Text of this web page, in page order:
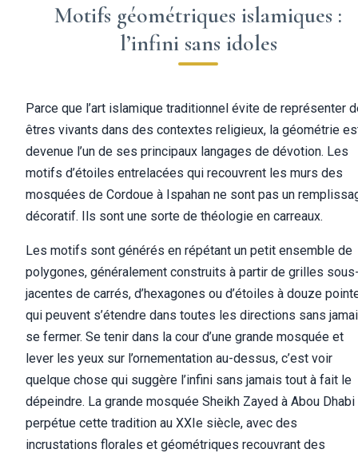
Motifs géométriques islamiques :
l’infini sans idoles
Parce que l’art islamique traditionnel évite de représenter
êtres vivants dans des contextes religieux, la géométrie
devenue l’un de ses principaux langages de dévotion. Les
motifs d’étoiles entrelacées qui recouvrent les murs des
mosquées de Cordoue à Ispahan ne sont pas un
décoratif. Ils sont une sorte de théologie en carreaux.
Les motifs sont générés en répétant un petit ensemble de
polygones, généralement construits à partir de grilles
jacentes de carrés, d’hexagones ou d’étoiles à douze
qui peuvent s’étendre dans toutes les directions sans
se fermer. Se tenir dans la cour d’une grande mosquée et
lever les yeux sur l’ornementation au-dessus, c’est voir
quelque chose qui suggère l’infini sans jamais tout à fait le
dépeindre. La grande mosquée Sheikh Zayed à Abou Dhabi
perpétue cette tradition au XXIe siècle, avec des
incrustations florales et géométriques recouvrant des